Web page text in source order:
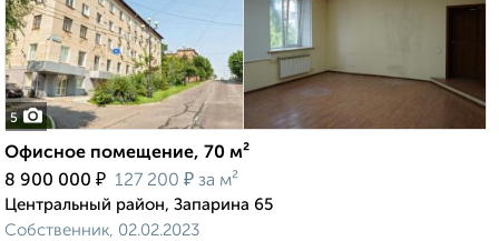
5
Офисное помещение, 70 м²
8 900 000 ₽ 127 200 ₽ за м²
Центральный район, Запарина 65
Собственник, 02.02.2023